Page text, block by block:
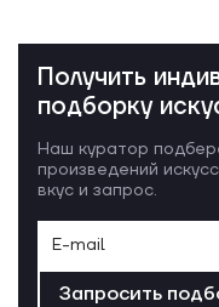
Получить
подборку
Наш куратор
произведений
вкус и запрос.
Запросить